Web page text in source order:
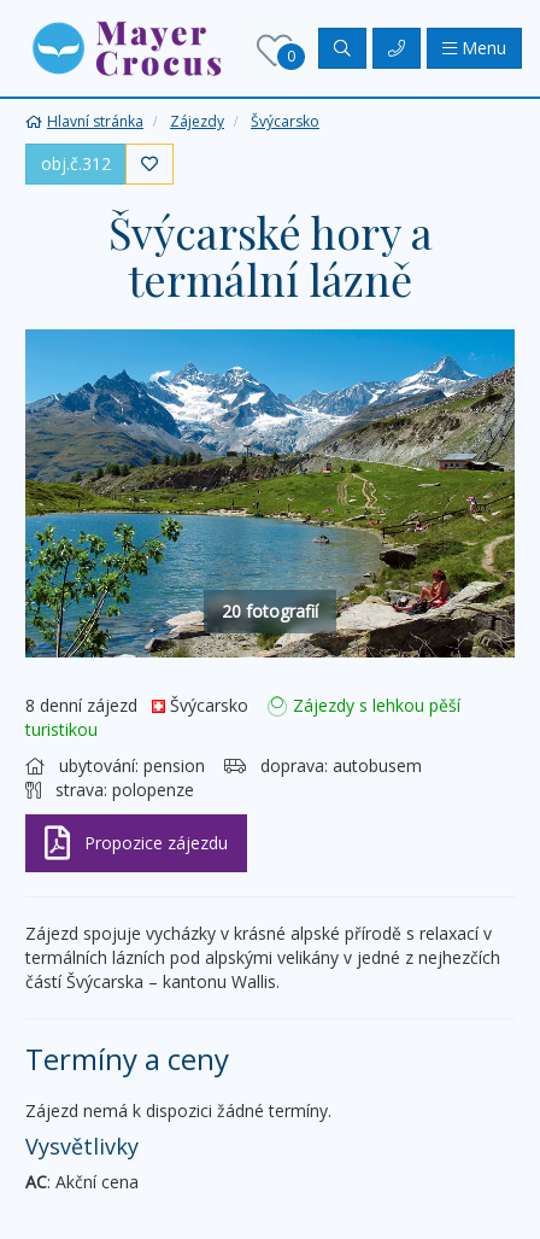
0 Menu
Hlavní stránka Zájezdy Švýcarsko
obj.č.312 
Švýcarské hory a
termální lázně
20 fotografií
8 denní zájezd Švýcarsko
Zájezdy s lehkou pěší
turistikou
ubytování: pension doprava: autobusem
strava: polopenze
Zájezd spojuje vycházky v krásné alpské přírodě s relaxací v
termálních lázních pod alpskými velikány v jedné z nejhezčích
částí Švýcarska – kantonu Wallis.
Termíny a ceny
Zájezd nemá k dispozici žádné termíny.
Vysvětlivky
AC: Akční cena